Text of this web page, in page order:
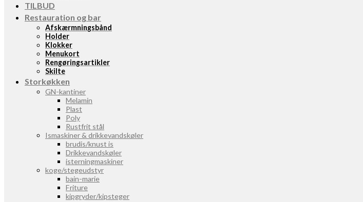
TILBUD
Restauration og bar
Afskærmningsbånd
Holder
Klokker
Menukort
Rengøringsartikler
Skilte
Storkøkken
GN-kantiner
Melamin
Plast
Poly
Rustfrit stål
Ismaskiner & drikkevandskøler
brudis/knust is
Drikkevandskøler
isterningmaskiner
koge/stegeudstyr
bain-marie
Friture
kipgryder/kipsteger